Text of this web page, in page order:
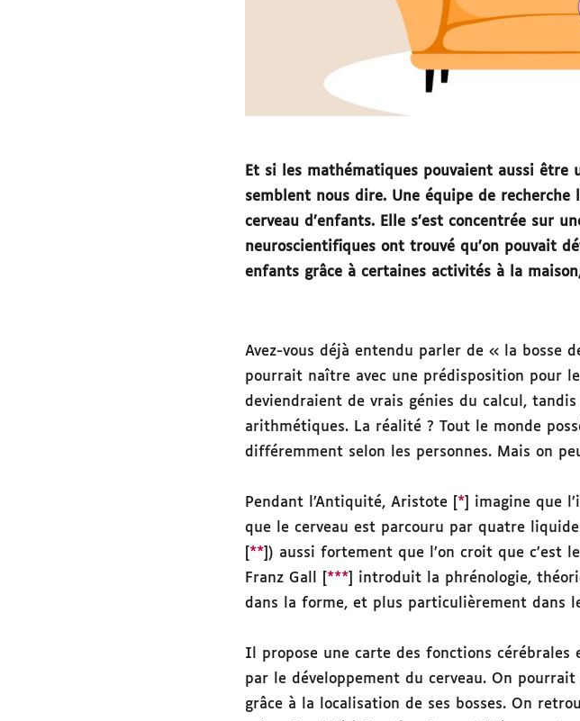
Et si les mathématiques pouvaient aussi être
semblent nous dire. Une équipe de
cerveau d’enfants. Elle s’est concentrée sur
neuroscientifiques ont trouvé qu’on pouvait
enfants grâce à certaines activités à la
Avez-vous déjà entendu parler de « la bosse
pourrait naître avec une prédisposition pour
deviendraient de vrais génies du calcul,
arithmétiques. La réalité ? Tout le monde
différemment selon les personnes. Mais on
Pendant l’Antiquité, Aristote [ * ] imagine que
que le cerveau est parcouru par quatre
** ]) aussi fortement que l’on croit que c’est
Franz Gall [ *** ] introduit la phrénologie,
dans la forme, et plus particulièrement dans
Il propose une carte des fonctions
par le développement du cerveau. On
grâce à la localisation de ses bosses. On